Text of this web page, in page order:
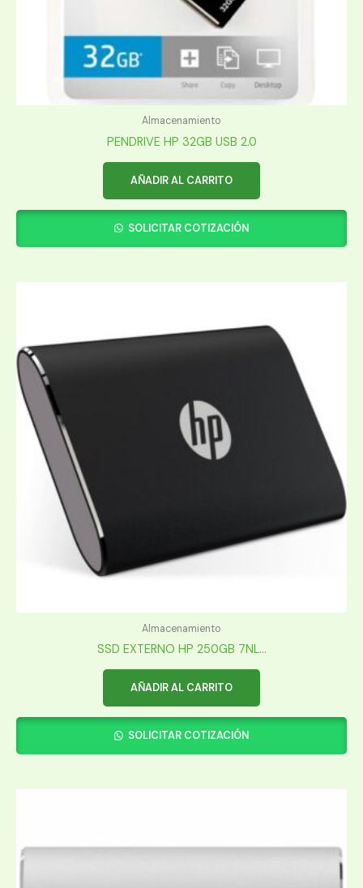
Almacenamiento
PENDRIVE HP 32GB USB 2.0
AÑADIR AL CARRITO
SOLICITAR COTIZACIÓN
Almacenamiento
SSD EXTERNO HP 250GB 7NL...
AÑADIR AL CARRITO
SOLICITAR COTIZACIÓN